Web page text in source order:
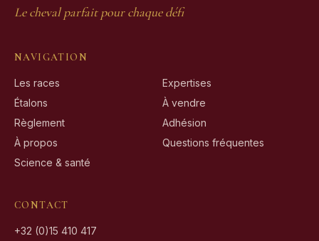
Le cheval parfait pour chaque défi
NAVIGATION
Les races
Expertises
Étalons
À vendre
Règlement
Adhésion
À propos
Questions fréquentes
Science & santé
CONTACT
+32 (0)15 410 417